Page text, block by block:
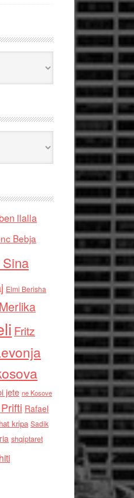
llalla
Bebja
Elmi Berisha
Fritz
jete ne Kosove
Rafael
kripa Sadik
shqiptaret